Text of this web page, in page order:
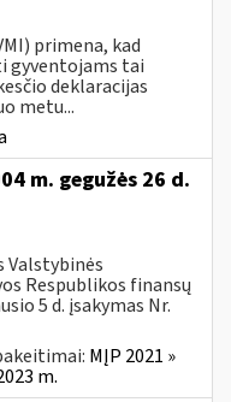
primena, kad
gyventojams tai
deklaracijas
metu...
m. gegužės 26 d.
Valstybinės
Respublikos finansų
5 d. įsakymas Nr.
MĮP 2021 »
m.